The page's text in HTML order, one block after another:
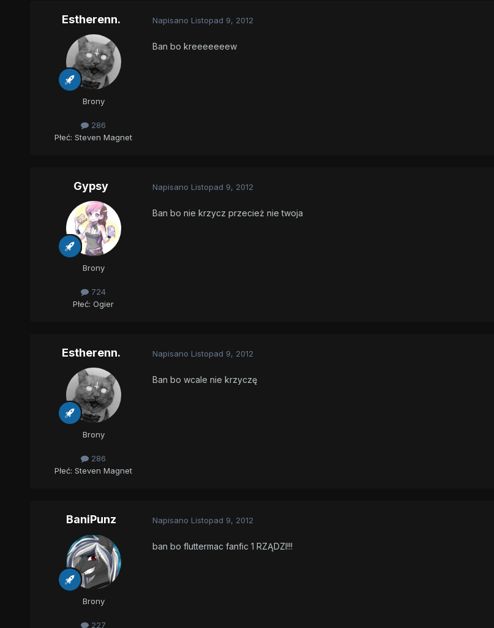
Estherenn.
Brony
286
Płeć: Steven Magnet
Napisano Listopad 9, 2012
Ban bo kreeeeeeew
Gypsy
Brony
724
Płeć: Ogier
Napisano Listopad 9, 2012
Ban bo nie krzycz przecież nie twoja
Estherenn.
Brony
286
Płeć: Steven Magnet
Napisano Listopad 9, 2012
Ban bo wcale nie krzyczę
BaniPunz
Brony
227
Napisano Listopad 9, 2012
ban bo fluttermac fanfic 1 RZĄDZI!!!